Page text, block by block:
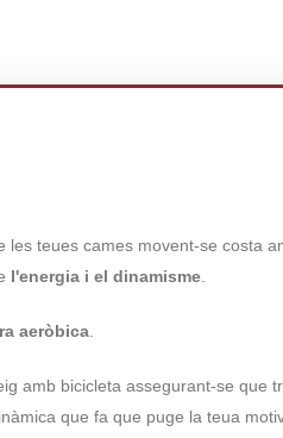
teues cames movent-se costa
l'energia i el dinamisme
aeròbica
amb bicicleta assegurant-se que
que fa que puge la teua